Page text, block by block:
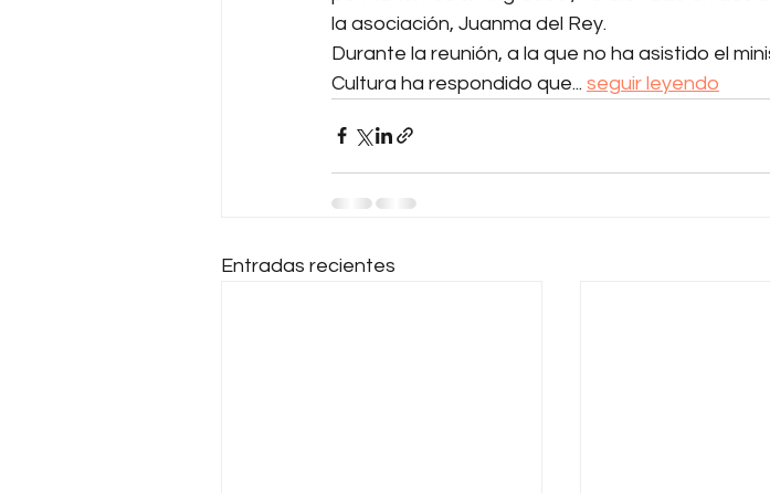
la asociación, Juanma del Rey.
Durante la reunión, a la que no ha asistido el
Cultura ha respondido que... seguir leyendo
Entradas recientes